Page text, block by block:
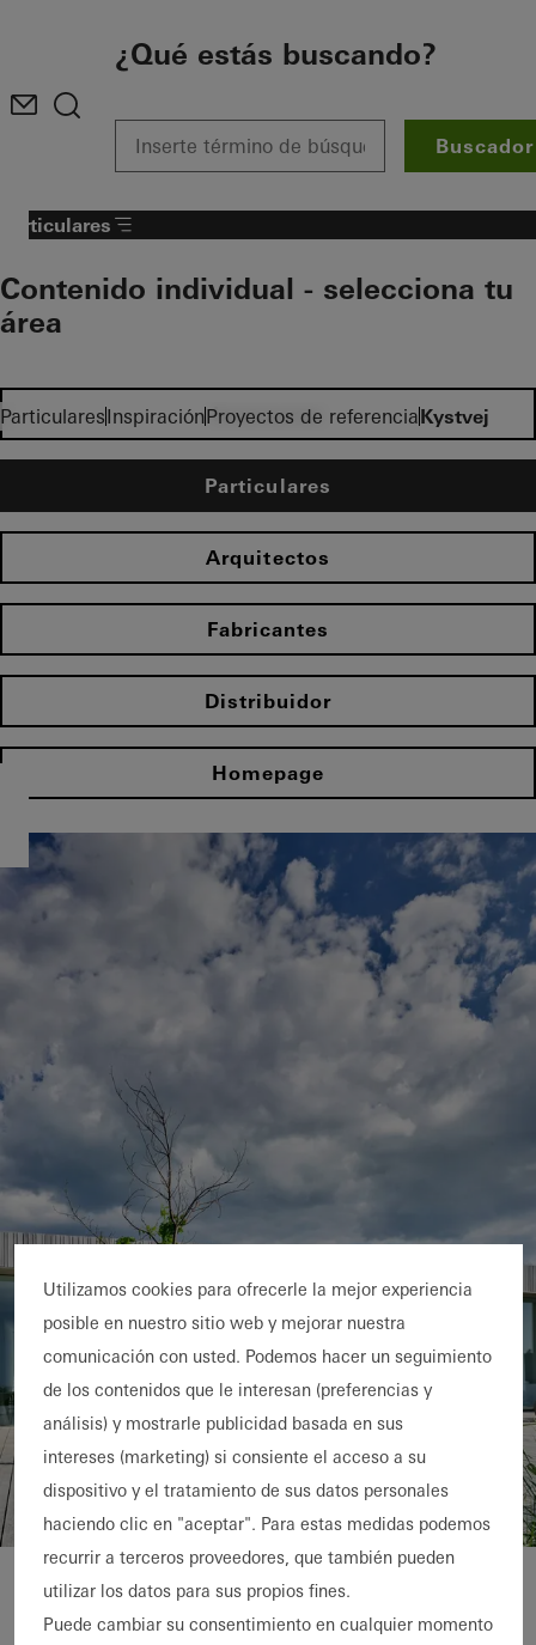
¿Qué estás buscando?
Buscador
ParticularesInspiraciónProyectos de referenciaKystvej
Particulares
Contenido individual - selecciona tu
área
Inversores
Particulares
Arquitectos
Fabricantes
Distribuidor
Homepage
Kystvej
Detalles de la referencia
Utilizamos cookies para ofrecerle la mejor experiencia
posible en nuestro sitio web y mejorar nuestra
comunicación con usted. Podemos hacer un seguimiento
de los contenidos que le interesan (preferencias y
análisis) y mostrarle publicidad basada en sus
intereses (marketing) si consiente el acceso a su
dispositivo y el tratamiento de sus datos personales
haciendo clic en "aceptar". Para estas medidas podemos
recurrir a terceros proveedores, que también pueden
utilizar los datos para sus propios fines.
Puede cambiar su consentimiento en cualquier momento